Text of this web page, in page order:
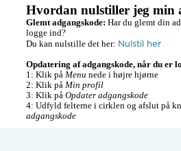
Hvordan nulstiller jeg min
Glemt adgangskode: Har du glemt din
logge ind?
Du kan nulstille det her: Nulstil her
Opdatering af adgangskode, når du er
1: Klik på Menu nede i højre hjørne
2: Klik på Min profil
3: Klik på Opdater adgangskode
4: Udfyld felterne i cirklen og afslut på
adgangskode